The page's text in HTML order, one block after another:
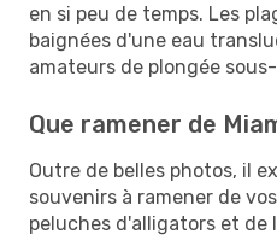
en si peu de temps. Les
baignées d'une eau
amateurs de plongée
Que ramener de
Outre de belles photos, il
souvenirs à ramener de vos
peluches d'alligators et